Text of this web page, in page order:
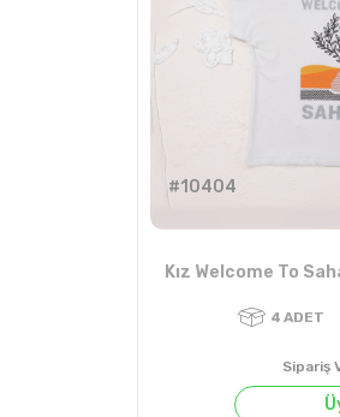
#10404
Kız Welcome To
Sipariş